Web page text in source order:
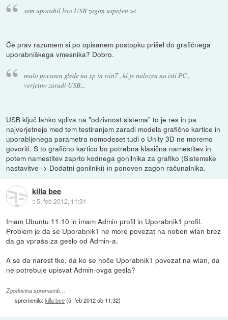
sem uporabil live USB zagon uspe[en >(
Če prav razumem si po opisanem postopku prišel do grafičnega
uporabniškega vmesnika? Dobro.
malo pocasen glede na xp in win7 , ki je nalozen na isti PC ,
verjetno zaradi USB...
USB ključ lahko vpliva na "odzivnost sistema" to je res in pa
najverjetneje med tem testiranjem zaradi modela grafične kartice in
uporabljenega parametra nomodeset tudi o Unity 3D ne moremo
govoriti. S to grafično kartico bo potrebna klasična namestitev in
potem namestitev zaprto kodnega gonilnika za grafiko (Sistemske
nastavitve -> Dodatni gonilniki) in ponoven zagon računalnika.
killa bee
::5. feb 2012, 11:31
Imam Ubuntu 11.10 in imam Admin profil in Uporabnik1 profil.
Problem je da se Uporabnik1 ne more povezat na noben wlan brez
da ga vpraša za geslo od Admin-a.
A se da narest tko, da ko se hoče Uporabnik1 povezat na wlan, da
ne potrebuje upisvat Admin-ovga gesla?
Zgodovina sprememb…
spremenilo:killa bee(5. feb 2012 ob 11:32)